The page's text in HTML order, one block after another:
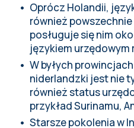
Oprócz Holandii,
również
posługuje się nim
językiem urzędowym
W byłych
niderlandzki jest nie
również status
przykład Surinamu,
Starsze pokolenia w